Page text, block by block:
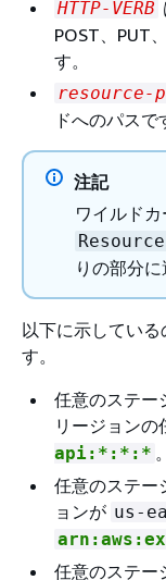
HTTP-VERB
POST、PUT
す。
ドへのパスで
注記
ワイルド
Resource
りの部分に
以下に示してい
す。
任意のステー
リージョンの
api:*:*:* 。
任意のステー
ョンが us-
任意のステー